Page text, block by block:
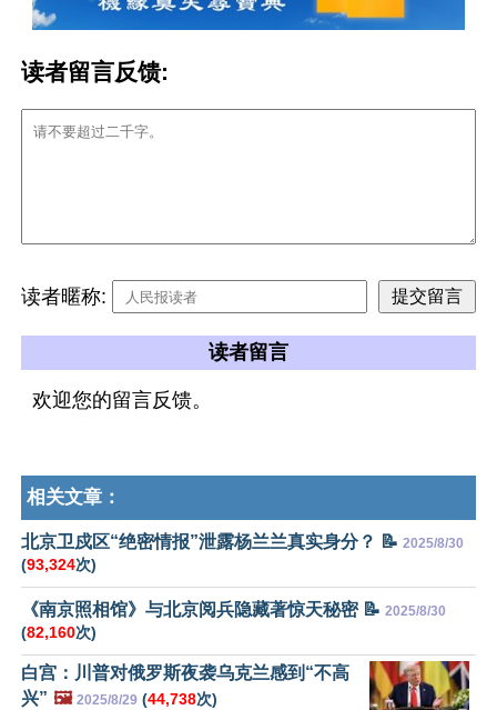
读者留言反馈:
读者暱称:
读者留言
欢迎您的留言反馈。
相关文章：
北京卫戍区“绝密情报”泄露杨兰兰真实身分？ 📝 2025/8/30
(93,324次)
《南京照相馆》与北京阅兵隐藏著惊天秘密 📝 2025/8/30
(82,160次)
白宫：川普对俄罗斯夜袭乌克兰感到“不高
兴” 🖼️ 2025/8/29 (44,738次)